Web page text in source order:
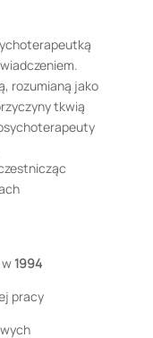
rozumianą jako
tkwią
1994
pracy